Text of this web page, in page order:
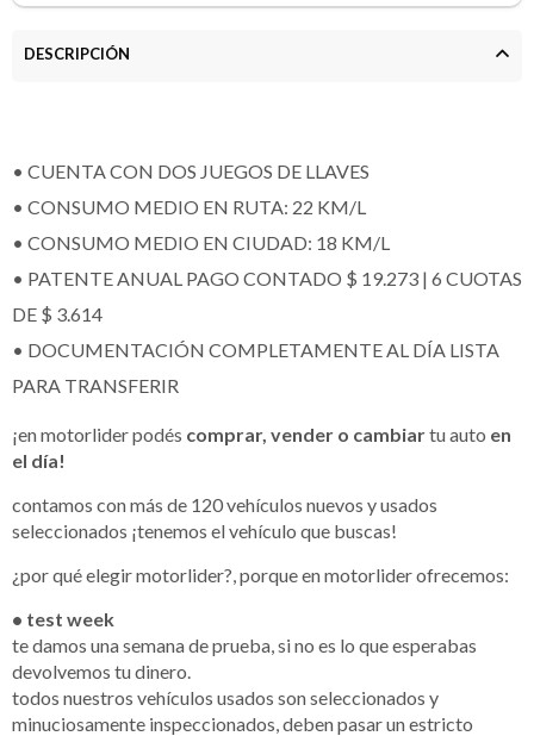
DESCRIPCIÓN
• CUENTA CON DOS JUEGOS DE LLAVES
• CONSUMO MEDIO EN RUTA: 22 KM/L
• CONSUMO MEDIO EN CIUDAD: 18 KM/L
• PATENTE ANUAL PAGO CONTADO $ 19.273 | 6 CUOTAS
DE $ 3.614
• DOCUMENTACIÓN COMPLETAMENTE AL DÍA LISTA
PARA TRANSFERIR
¡en motorlider podés comprar, vender o cambiartu auto en
el día!
contamos con más de 120 vehículos nuevos y usados
seleccionados ¡tenemos el vehículo que buscas!
¿por qué elegir motorlider?, porque en motorlider ofrecemos:
• test week
te damos una semana de prueba, si no es lo que esperabas
devolvemos tu dinero.
todos nuestros vehículos usados son seleccionados y
minuciosamente inspeccionados, deben pasar un estricto